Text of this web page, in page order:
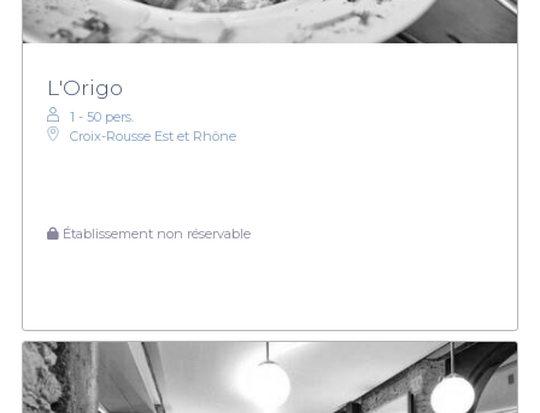
L'Origo
1 - 50 pers.
Croix-Rousse Est et Rhône
Établissement non réservable